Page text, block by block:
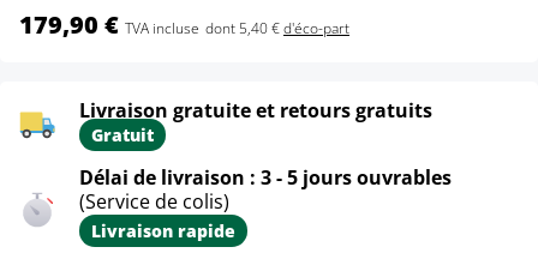
179,90 € TVA incluse dont 5,40 €d'éco-part
Livraison gratuite et retours gratuits
Gratuit
Délai de livraison : 3 - 5 jours ouvrables
(Service de colis)
Livraison rapide